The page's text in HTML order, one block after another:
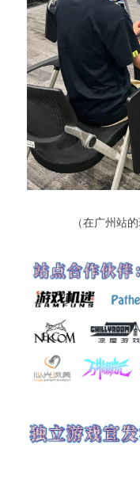
（在广州站